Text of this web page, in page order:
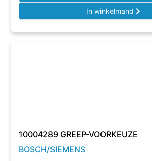
In winkelmand
10004289 GREEP-VOORKEUZE
BOSCH/SIEMENS